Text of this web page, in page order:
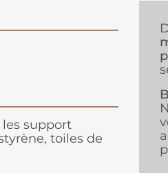
support
toiles de